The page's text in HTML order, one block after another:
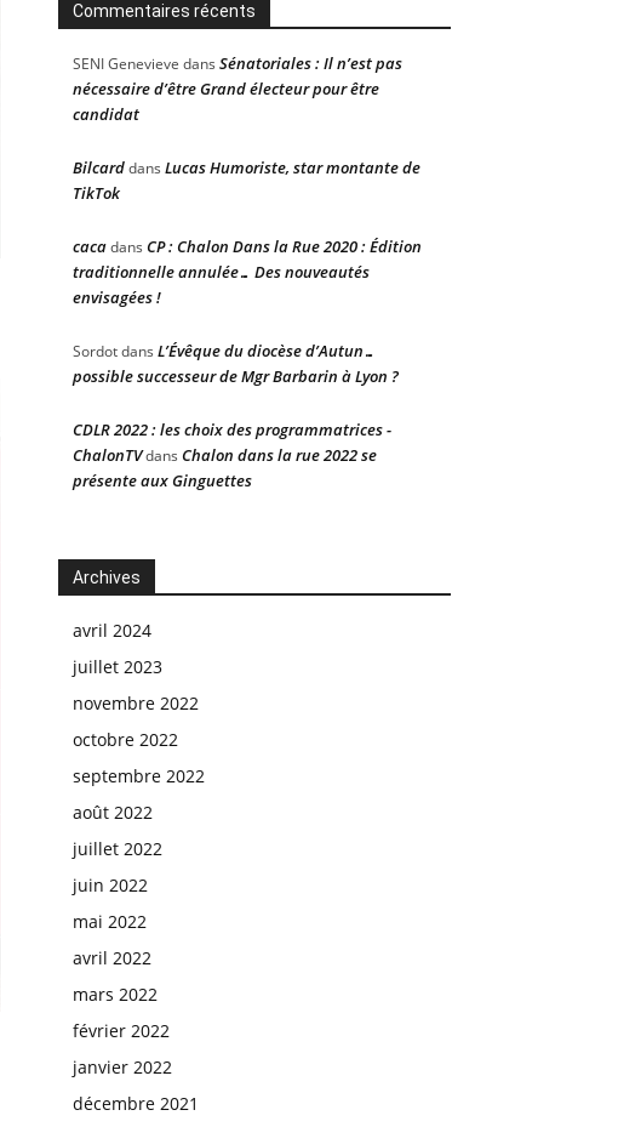
Commentaires récents
SENI Genevieve dans Sénatoriales : Il n’est pas
nécessaire d’être Grand électeur pour être
candidat
Bilcarddans Lucas Humoriste, star montante de
TikTok
cacadans CP : Chalon Dans la Rue 2020 : Édition
traditionnelle annulée… Des nouveautés
envisagées !
Sordotdans L’Évêque du diocèse d’Autun…
possible successeur de Mgr Barbarin à Lyon ?
CDLR 2022 : les choix des programmatrices -
ChalonTVdans Chalon dans la rue 2022 se
présente aux Ginguettes
Archives
avril 2024
juillet 2023
novembre 2022
octobre 2022
septembre 2022
août 2022
juillet 2022
juin 2022
mai 2022
avril 2022
mars 2022
février 2022
janvier 2022
décembre 2021